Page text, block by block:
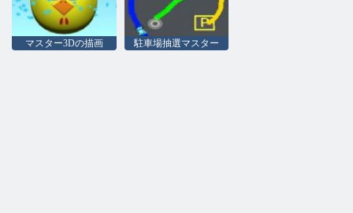
マスター3Dの描画 駐車場抽選マスター